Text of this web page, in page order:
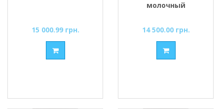
15 000.99 грн.
молочный
14 500.00 грн.